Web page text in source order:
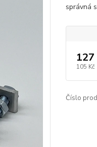
správná
127
105 Kč
Číslo